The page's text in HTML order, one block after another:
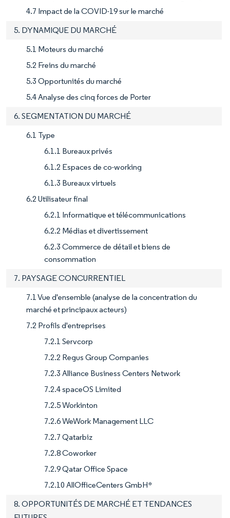
4.7 Impact de la COVID-19 sur le marché
5. DYNAMIQUE DU MARCHÉ
5.1 Moteurs du marché
5.2 Freins du marché
5.3 Opportunités du marché
5.4 Analyse des cinq forces de Porter
6. SEGMENTATION DU MARCHÉ
6.1 Type
6.1.1 Bureaux privés
6.1.2 Espaces de co-working
6.1.3 Bureaux virtuels
6.2 Utilisateur final
6.2.1 Informatique et télécommunications
6.2.2 Médias et divertissement
6.2.3 Commerce de détail et biens de
consommation
7. PAYSAGE CONCURRENTIEL
7.1 Vue d'ensemble (analyse de la concentration du
marché et principaux acteurs)
7.2 Profils d'entreprises
7.2.1 Servcorp
7.2.2 Regus Group Companies
7.2.3 Alliance Business Centers Network
7.2.4 spaceOS Limited
7.2.5 Workinton
7.2.6 WeWork Management LLC
7.2.7 Qatarbiz
7.2.8 Coworker
7.2.9 Qatar Office Space
7.2.10 AllOfficeCenters GmbH*
8. OPPORTUNITÉS DE MARCHÉ ET TENDANCES